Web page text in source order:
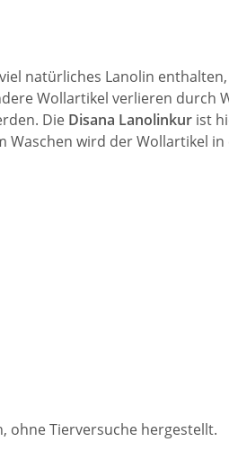
natürliches Lanolin
Wollartikel verlieren durch
Die Disana Lanolinkur ist
Waschen wird der Wollartikel
ohne Tierversuche hergestellt.